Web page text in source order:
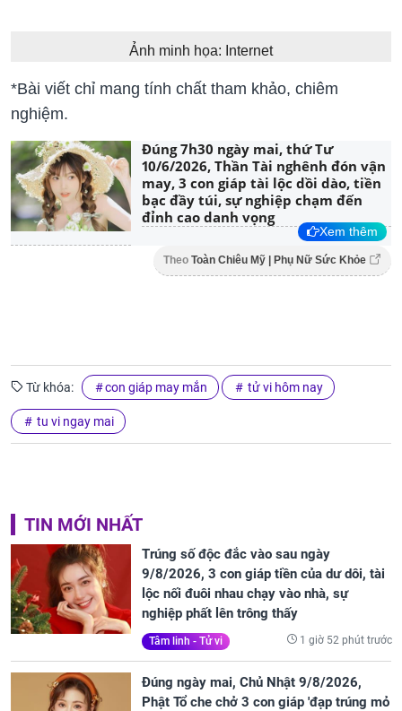
Ảnh minh họa: Internet
*Bài viết chỉ mang tính chất tham khảo, chiêm
nghiệm.
Đúng 7h30 ngày mai, thứ Tư
10/6/2026, Thần Tài nghênh đón vận
may, 3 con giáp tài lộc dồi dào, tiền
bạc đầy túi, sự nghiệp chạm đến
đỉnh cao danh vọng
Xem thêm
Theo Toàn Chiêu Mỹ | Phụ Nữ Sức Khỏe
Từ khóa: con giáp may mắn tử vi hôm nay
tu vi ngay mai
TIN MỚI NHẤT
Trúng số độc đắc vào sau ngày
9/8/2026, 3 con giáp tiền của dư dôi, tài
lộc nối đuôi nhau chạy vào nhà, sự
nghiệp phất lên trông thấy
Tâm linh - Tử vi 1 giờ 52 phút trước
Đúng ngày mai, Chủ Nhật 9/8/2026,
Phật Tổ che chở 3 con giáp 'đạp trúng mỏ